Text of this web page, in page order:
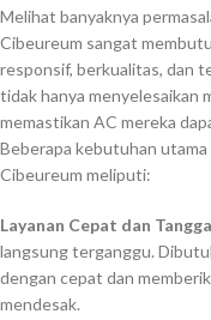
Melihat banyaknya
Cibeureum sangat
responsif, berkualitas, dan
tidak hanya menyelesaikan
memastikan AC mereka
Beberapa kebutuhan utama
Cibeureum meliputi:
Layanan Cepat dan
langsung terganggu.
dengan cepat dan
mendesak.